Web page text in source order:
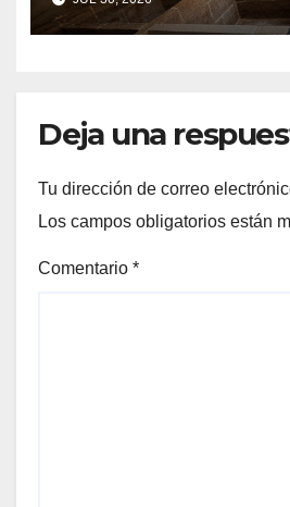
Deja una
Tu dirección de correo
Los campos obligatorios están
Comentario *